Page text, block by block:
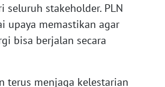
seluruh stakeholder. PLN
upaya memastikan agar
bisa berjalan secara
terus menjaga kelestarian